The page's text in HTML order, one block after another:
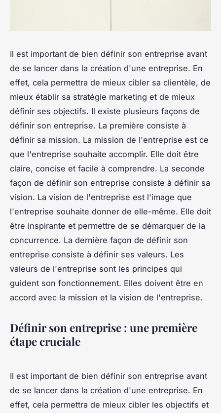
Il est important de bien définir son entreprise avant
de se lancer dans la création d'une entreprise. En
effet, cela permettra de mieux cibler sa clientèle, de
mieux établir sa stratégie marketing et de mieux
définir ses objectifs. Il existe plusieurs façons de
définir son entreprise. La première consiste à
définir sa mission. La mission de l'entreprise est ce
que l'entreprise souhaite accomplir. Elle doit être
claire, concise et facile à comprendre. La seconde
façon de définir son entreprise consiste à définir sa
vision. La vision de l'entreprise est l'image que
l'entreprise souhaite donner de elle-même. Elle doit
être inspirante et permettre de se démarquer de la
concurrence. La dernière façon de définir son
entreprise consiste à définir ses valeurs. Les
valeurs de l'entreprise sont les principes qui
guident son fonctionnement. Elles doivent être en
accord avec la mission et la vision de l'entreprise.
Définir son entreprise : une première
étape cruciale
Il est important de bien définir son entreprise avant
de se lancer dans la création d'une entreprise. En
effet, cela permettra de mieux cibler les objectifs et